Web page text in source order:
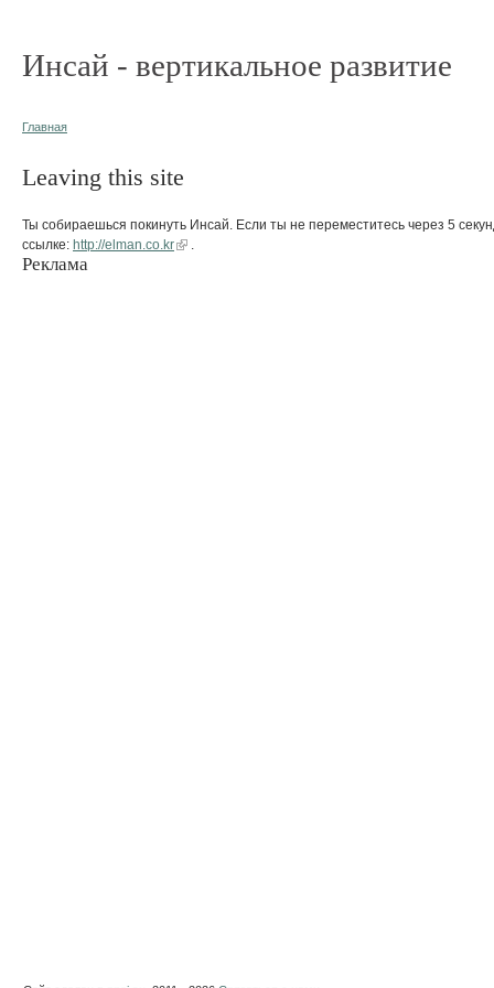
Инсай - вертикальное развитие
Главная
Leaving this site
Ты собираешься покинуть Инсай. Если ты не переместитесь через 5
ссылке: http://elman.co.kr
Реклама